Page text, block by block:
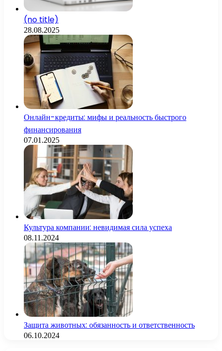
(no title)
28.08.2025
Онлайн-кредиты: мифы и реальность быстрого
финансирования
07.01.2025
Культура компании: невидимая сила успеха
08.11.2024
Защита животных: обязанность и ответственность
06.10.2024